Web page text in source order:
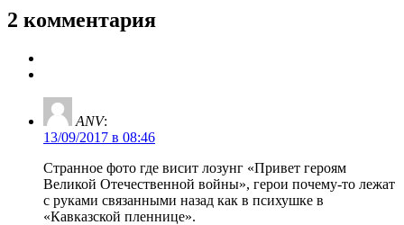
2 комментария
ANV:
13/09/2017 в 08:46
Странное фото где висит лозунг «Привет героям
Великой Отечественной войны», герои почему-то лежат
с руками связанными назад как в психушке в
«Кавказской пленнице».